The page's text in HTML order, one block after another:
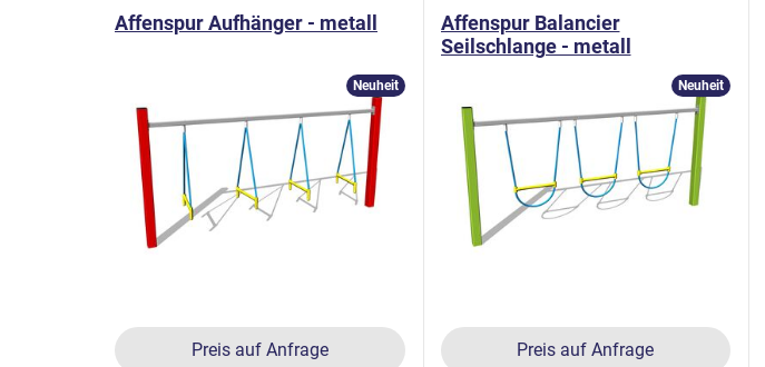
Affenspur Aufhänger - metall
Preis auf Anfrage
Neuheit
Affenspur Balancier
Seilschlange - metall
Preis auf Anfrage
Neuheit